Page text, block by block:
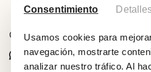
Consentimiento
Usamos cookies para
navegación, mostrarte
analizar nuestro tráfico. Al
Comparte este evento:
Whatsapp
Facebook X